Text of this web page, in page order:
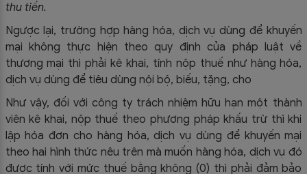
thu tiền.
Ngược lại, trường hợp hàng hóa, dịch vụ dùng để khuyến
mại không thực hiện theo quy định của pháp luật về
thương mại thì phải kê khai, tính nộp thuế như hàng hóa,
dịch vụ dùng để tiêu dùng nội bộ, biếu, tặng, cho
Như vậy, đối với công ty trách nhiệm hữu hạn một thành
viên kê khai, nộp thuế theo phương pháp khấu trừ thì khi
lập hóa đơn cho hàng hóa, dịch vụ dùng để khuyến mại
theo hai hình thức nêu trên mà muốn hàng hóa, dịch vụ đó
được tính với mức thuế bằng không (0) thì phải đảm bảo